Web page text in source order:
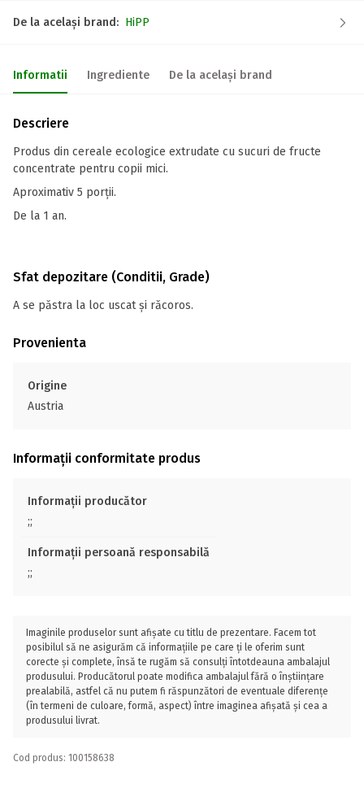
De la același brand: HiPP
Informatii Ingrediente De la același brand
Descriere
Produs din cereale ecologice extrudate cu sucuri de fructe
concentrate pentru copii mici.
Aproximativ 5 porții.
De la 1 an.
Sfat depozitare (Conditii, Grade)
A se păstra la loc uscat și răcoros.
Provenienta
Origine
Austria
Informații conformitate produs
Informații producător
;;
Informații persoană responsabilă
;;
Imaginile produselor sunt afișate cu titlu de prezentare. Facem tot
posibilul să ne asigurăm că informațiile pe care ți le oferim sunt
corecte și complete, însă te rugăm să consulți întotdeauna ambalajul
produsului. Producătorul poate modifica ambalajul fără o înștiințare
prealabilă, astfel că nu putem fi răspunzători de eventuale diferențe
(în termeni de culoare, formă, aspect) între imaginea afișată și cea a
produsului livrat.
Cod produs: 100158638